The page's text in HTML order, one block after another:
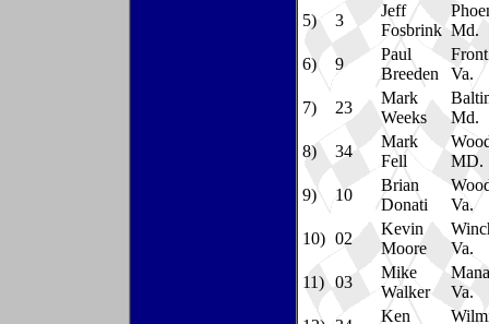
5) 3
Jeff
Fosbrink Md.
6)
9
Paul
Breeden
Va.
7)
23
Mark
Weeks
Md.
8)
34
Mark
Fell
MD.
9)
10
Brian
Donati
Va.
10) 02
Kevin
Moore
Va.
11)
03
Mike
Walker
Va.
Ken